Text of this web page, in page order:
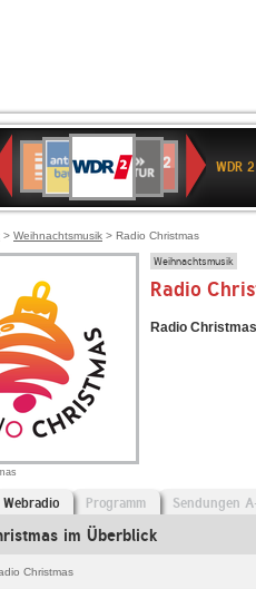
Deutschlandfunk
90er
OLDIE
ANTENNE
4
KLASSIK
Deutschlandfunk
KulturBAYERN
2
Kultur
NDR
2
WDR 2
> Weihnachtsmusik > Radio Christmas
Weihnachtsmusik
Radio
Radio
Webradio Programm Sendungen
im Überblick
Christmas